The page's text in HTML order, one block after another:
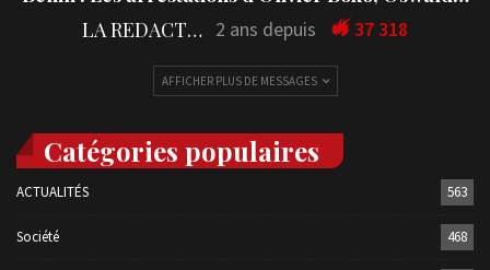
LA REDACTION 2 ans depuis 37 318
AFFICHER PLUS DE MESSAGES
Catégories populaires
ACTUALITÉS 563
Société 468